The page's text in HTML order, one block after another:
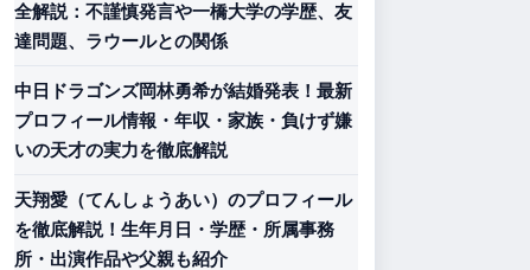
全解説：不謹慎発言や一橋大学の学歴、友
達問題、ラウールとの関係
中日ドラゴンズ岡林勇希が結婚発表！最新
プロフィール情報・年収・家族・負けず嫌
いの天才の実力を徹底解説
天翔愛（てんしょうあい）のプロフィール
を徹底解説！生年月日・学歴・所属事務
所・出演作品や父親も紹介